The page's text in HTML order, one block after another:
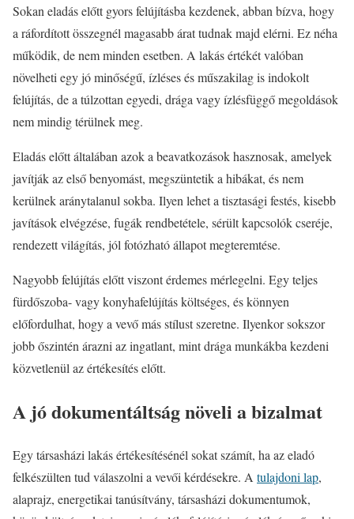
Sokan eladás előtt gyors felújításba kezdenek, abban bízva, hogy
a ráfordított összegnél magasabb árat tudnak majd elérni. Ez néha
működik, de nem minden esetben. A lakás értékét valóban
növelheti egy jó minőségű, ízléses és műszakilag is indokolt
felújítás, de a túlzottan egyedi, drága vagy ízlésfüggő megoldások
nem mindig térülnek meg.
Eladás előtt általában azok a beavatkozások hasznosak, amelyek
javítják az első benyomást, megszüntetik a hibákat, és nem
kerülnek aránytalanul sokba. Ilyen lehet a tisztasági festés, kisebb
javítások elvégzése, fugák rendbetétele, sérült kapcsolók cseréje,
rendezett világítás, jól fotózható állapot megteremtése.
Nagyobb felújítás előtt viszont érdemes mérlegelni. Egy teljes
fürdőszoba- vagy konyhafelújítás költséges, és könnyen
előfordulhat, hogy a vevő más stílust szeretne. Ilyenkor sokszor
jobb őszintén árazni az ingatlant, mint drága munkákba kezdeni
közvetlenül az értékesítés előtt.
A jó dokumentáltság növeli a bizalmat
Egy társasházi lakás értékesítésénél sokat számít, ha az eladó
felkészülten tud válaszolni a vevői kérdésekre. A tulajdoni lap,
alaprajz, energetikai tanúsítvány, társasházi dokumentumok,